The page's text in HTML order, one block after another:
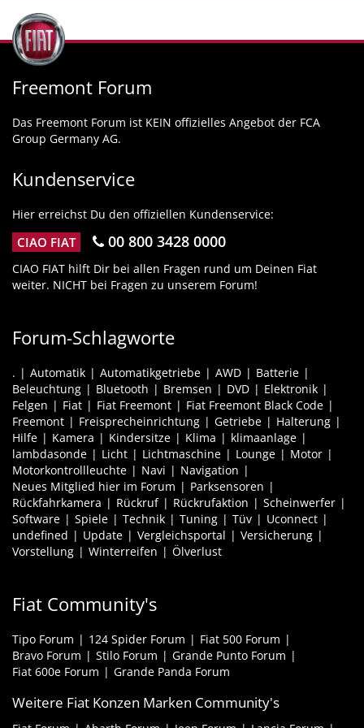
Freemont Forum
Das Freemont Forum ist KEIN offizielles Angebot der FCA
Group Germany AG.
Kundenservice
Hier erreichst Du den offiziellen Kundenservice:
CIAO FIAT 00 800 3428 0000
CIAO FIAT hilft Dir bei allen Fragen rund um Deinen Fiat
weiter. NICHT bei Fragen zu unserem Forum!
Forum-Schlagworte
. Automatik Automatikgetriebe AWD
Batterie
Beleuchtung
Bluetooth Bremsen DVD
Elektronik
Felgen
Fiat Fiat Freemont
Fiat Freemont Black Code
Freemont
Freisprecheinrichtung Getriebe
Halterung
Hilfe
Kamera Kindersitze Klima
klimaanlage
lambdasonde
Licht Lichtmaschine Lounge
Motor
Motorkontrollleuchte
Navi
Navigation
Neues Mitglied hier im Forum
Parksensoren
Rückfahrkamera
Rückruf Rückrufaktion
Scheinwerfer
Software
Spiele Technik Tuning Tüv
Uconnect
undefined
Update Vergleichsportal
Versicherung
Vorstellung
Winterreifen Ölverlust
Fiat Community's
Tipo Forum 124 Spider Forum
Fiat 500 Forum
Bravo Forum
Stilo Forum
Grande Punto Forum
Fiat 600e Forum
Grande Panda Forum
Weitere Fiat Konzen Marken Community's